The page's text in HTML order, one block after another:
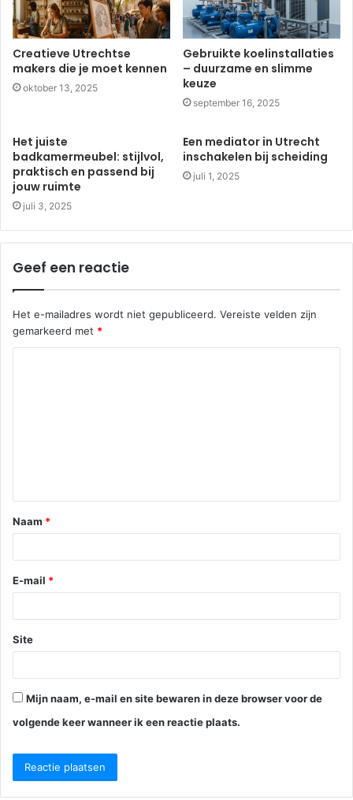
Creatieve Utrechtse
makers die je moet kennen
oktober 13, 2025
Gebruikte koelinstallaties
– duurzame en slimme
keuze
september 16, 2025
Het juiste
badkamermeubel: stijlvol,
praktisch en passend bij
jouw ruimte
juli 3, 2025
Een mediator in Utrecht
inschakelen bij scheiding
juli 1, 2025
Geef een reactie
Het e-mailadres wordt niet gepubliceerd. Vereiste velden zijn
gemarkeerd met *
e
*
Naam *
E-mail *
Site
Mijn naam, e-mail en site bewaren in deze browser voor de
volgende keer wanneer ik een reactie plaats.